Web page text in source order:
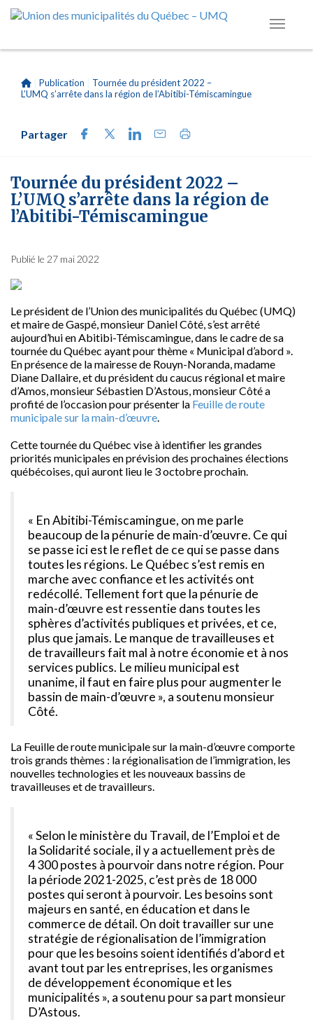
Publication
Tournée du président 2022 –
L’UMQ s’arrête dans la région de l’Abitibi-Témiscamingue
Partager
Tournée du président 2022 –
L’UMQ s’arrête dans la région de
l’Abitibi-Témiscamingue
Publié le 27 mai 2022
Le président de l’Union des municipalités du Québec (UMQ)
et maire de Gaspé, monsieur Daniel Côté, s’est arrêté
aujourd’hui en Abitibi-Témiscamingue, dans le cadre de sa
tournée du Québec ayant pour thème « Municipal d’abord ».
En présence de la mairesse de Rouyn-Noranda, madame
Diane Dallaire, et du président du caucus régional et maire
d’Amos, monsieur Sébastien D’Astous, monsieur Côté a
profité de l’occasion pour présenter la Feuille de route
municipale sur la main-d’œuvre.
Cette tournée du Québec vise à identifier les grandes
priorités municipales en prévision des prochaines élections
québécoises, qui auront lieu le 3 octobre prochain.
« En Abitibi-Témiscamingue, on me parle
beaucoup de la pénurie de main-d’œuvre. Ce qui
se passe ici est le reflet de ce qui se passe dans
toutes les régions. Le Québec s’est remis en
marche avec confiance et les activités ont
redécollé. Tellement fort que la pénurie de
main-d’œuvre est ressentie dans toutes les
sphères d’activités publiques et privées, et ce,
plus que jamais. Le manque de travailleuses et
de travailleurs fait mal à notre économie et à nos
services publics. Le milieu municipal est
unanime, il faut en faire plus pour augmenter le
bassin de main-d’œuvre », a soutenu monsieur
Côté.
La Feuille de route municipale sur la main-d’œuvre comporte
trois grands thèmes : la régionalisation de l’immigration, les
nouvelles technologies et les nouveaux bassins de
travailleuses et de travailleurs.
« Selon le ministère du Travail, de l’Emploi et de
la Solidarité sociale, il y a actuellement près de
4 300 postes à pourvoir dans notre région. Pour
la période 2021-2025, c’est près de 18 000
postes qui seront à pourvoir. Les besoins sont
majeurs en santé, en éducation et dans le
commerce de détail. On doit travailler sur une
stratégie de régionalisation de l’immigration
pour que les besoins soient identifiés d’abord et
avant tout par les entreprises, les organismes
de développement économique et les
municipalités », a soutenu pour sa part monsieur
D’Astous.